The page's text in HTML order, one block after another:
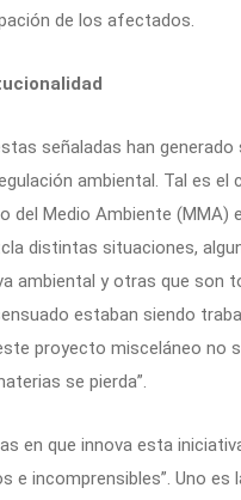
de los afectados.
señaladas han
ambiental. Tal es el
del Medio Ambiente (MMA)
distintas situaciones,
ambiental y otras que son
estaban siendo
proyecto misceláneo no
se pierda”.
en que innova esta
e incomprensibles”. Uno